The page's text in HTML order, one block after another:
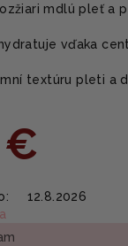
mdlú pleť a
vďaka
textúru pleti a
€
12.8.2026